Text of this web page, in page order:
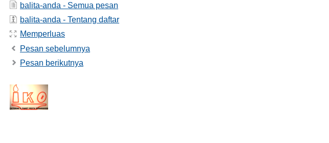
balita-anda - Semua pesan
balita-anda - Tentang daftar
Memperluas
Pesan sebelumnya
Pesan berikutnya